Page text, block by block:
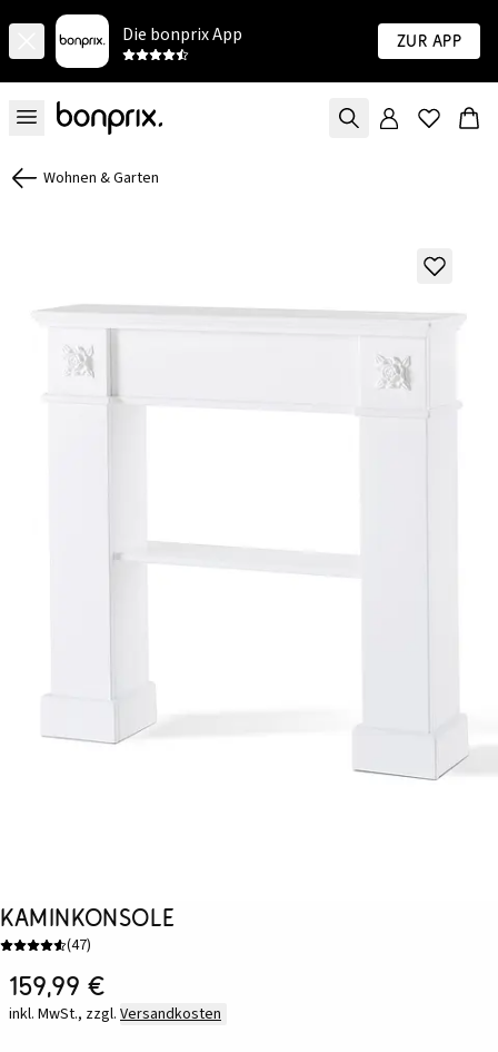
Die bonprix App Zur App
Wohnen & Garten
Kaminkonsole
(47)
159,99 €
inkl. MwSt., zzgl. Versandkosten